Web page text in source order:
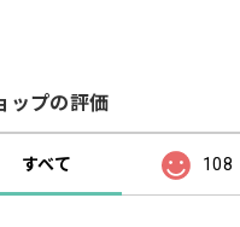
ップの評価
すべて 108